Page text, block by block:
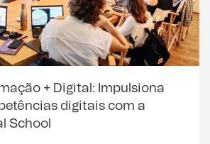
+ Digital: Impulsiona
digitais com a
School